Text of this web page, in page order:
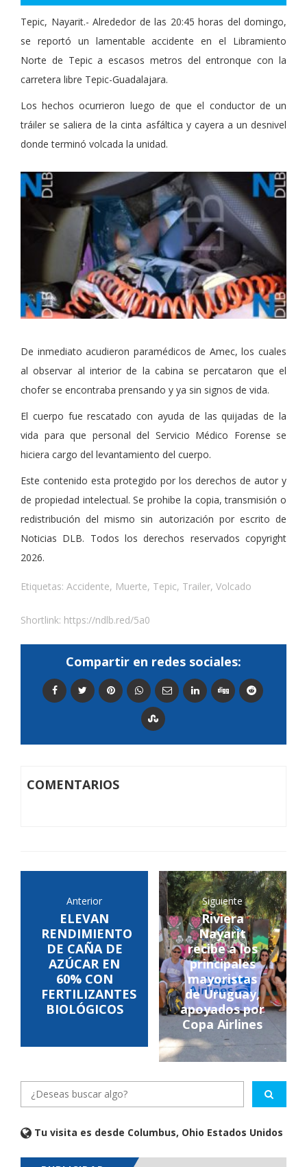
Tepic, Nayarit.- Alrededor de las 20:45 horas del domingo,
se reportó un lamentable accidente en el Libramiento
Norte de Tepic a escasos metros del entronque con la
carretera libre Tepic-Guadalajara.
Los hechos ocurrieron luego de que el conductor de un
tráiler se saliera de la cinta asfáltica y cayera a un desnivel
donde terminó volcada la unidad.
De inmediato acudieron paramédicos de Amec, los cuales
al observar al interior de la cabina se percataron que el
chofer se encontraba prensando y ya sin signos de vida.
El cuerpo fue rescatado con ayuda de las quijadas de la
vida para que personal del Servicio Médico Forense se
hiciera cargo del levantamiento del cuerpo.
Este contenido esta protegido por los derechos de autor y
de propiedad intelectual. Se prohibe la copia, transmisión o
redistribución del mismo sin autorización por escrito de
Noticias DLB. Todos los derechos reservados copyright
2026.
Etiquetas: Accidente, Muerte, Tepic, Trailer, Volcado
Shortlink: https://ndlb.red/5a0
Compartir en redes sociales:
COMENTARIOS
Anterior
ELEVAN
RENDIMIENTO
DE CAÑA DE
AZÚCAR EN
60% CON
FERTILIZANTES
BIOLÓGICOS
Siguiente
Riviera
Nayarit
recibe a los
principales
mayoristas
de Uruguay,
apoyados por
Copa Airlines
Tu visita es desde Columbus, Ohio Estados Unidos